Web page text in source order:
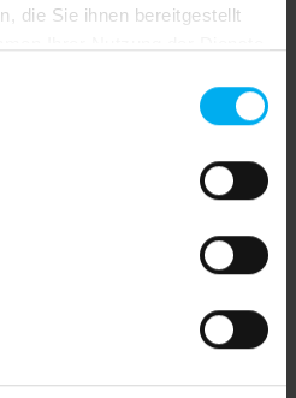
die Sie ihnen bereitgestellt
weiß
den